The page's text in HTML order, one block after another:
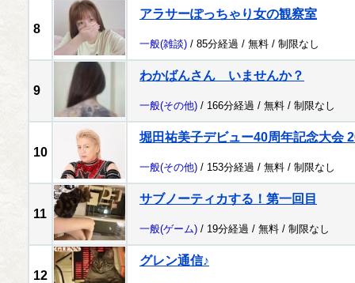
8
アラサーぽっちゃり女の観察室
一般(雑談) / 85分経過 / 無料 / 制限なし
9
わかばんさん いませんか？
一般(その他) / 166分経過 / 無料 / 制限なし
10
堀田祐美子デビュー40周年記念大会
一般(その他) / 153分経過 / 無料 / 制限なし
11
サブノーティカする！第一回目
一般(ゲーム) / 19分経過 / 無料 / 制限なし
12
グレン通信♪